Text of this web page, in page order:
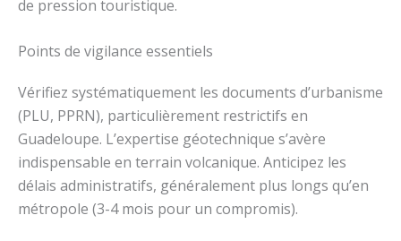
de pression touristique.
Points de vigilance essentiels
Vérifiez systématiquement les documents d’urbanisme
(PLU, PPRN), particulièrement restrictifs en
Guadeloupe. L’expertise géotechnique s’avère
indispensable en terrain volcanique. Anticipez les
délais administratifs, généralement plus longs qu’en
métropole (3-4 mois pour un compromis).